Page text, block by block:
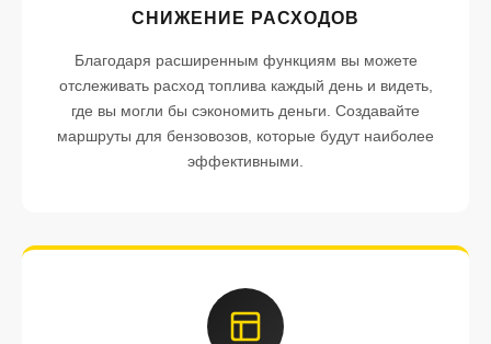
СНИЖЕНИЕ РАСХОДОВ
Благодаря расширенным функциям вы можете
отслеживать расход топлива каждый день и видеть,
где вы могли бы сэкономить деньги. Создавайте
маршруты для бензовозов, которые будут наиболее
эффективными.